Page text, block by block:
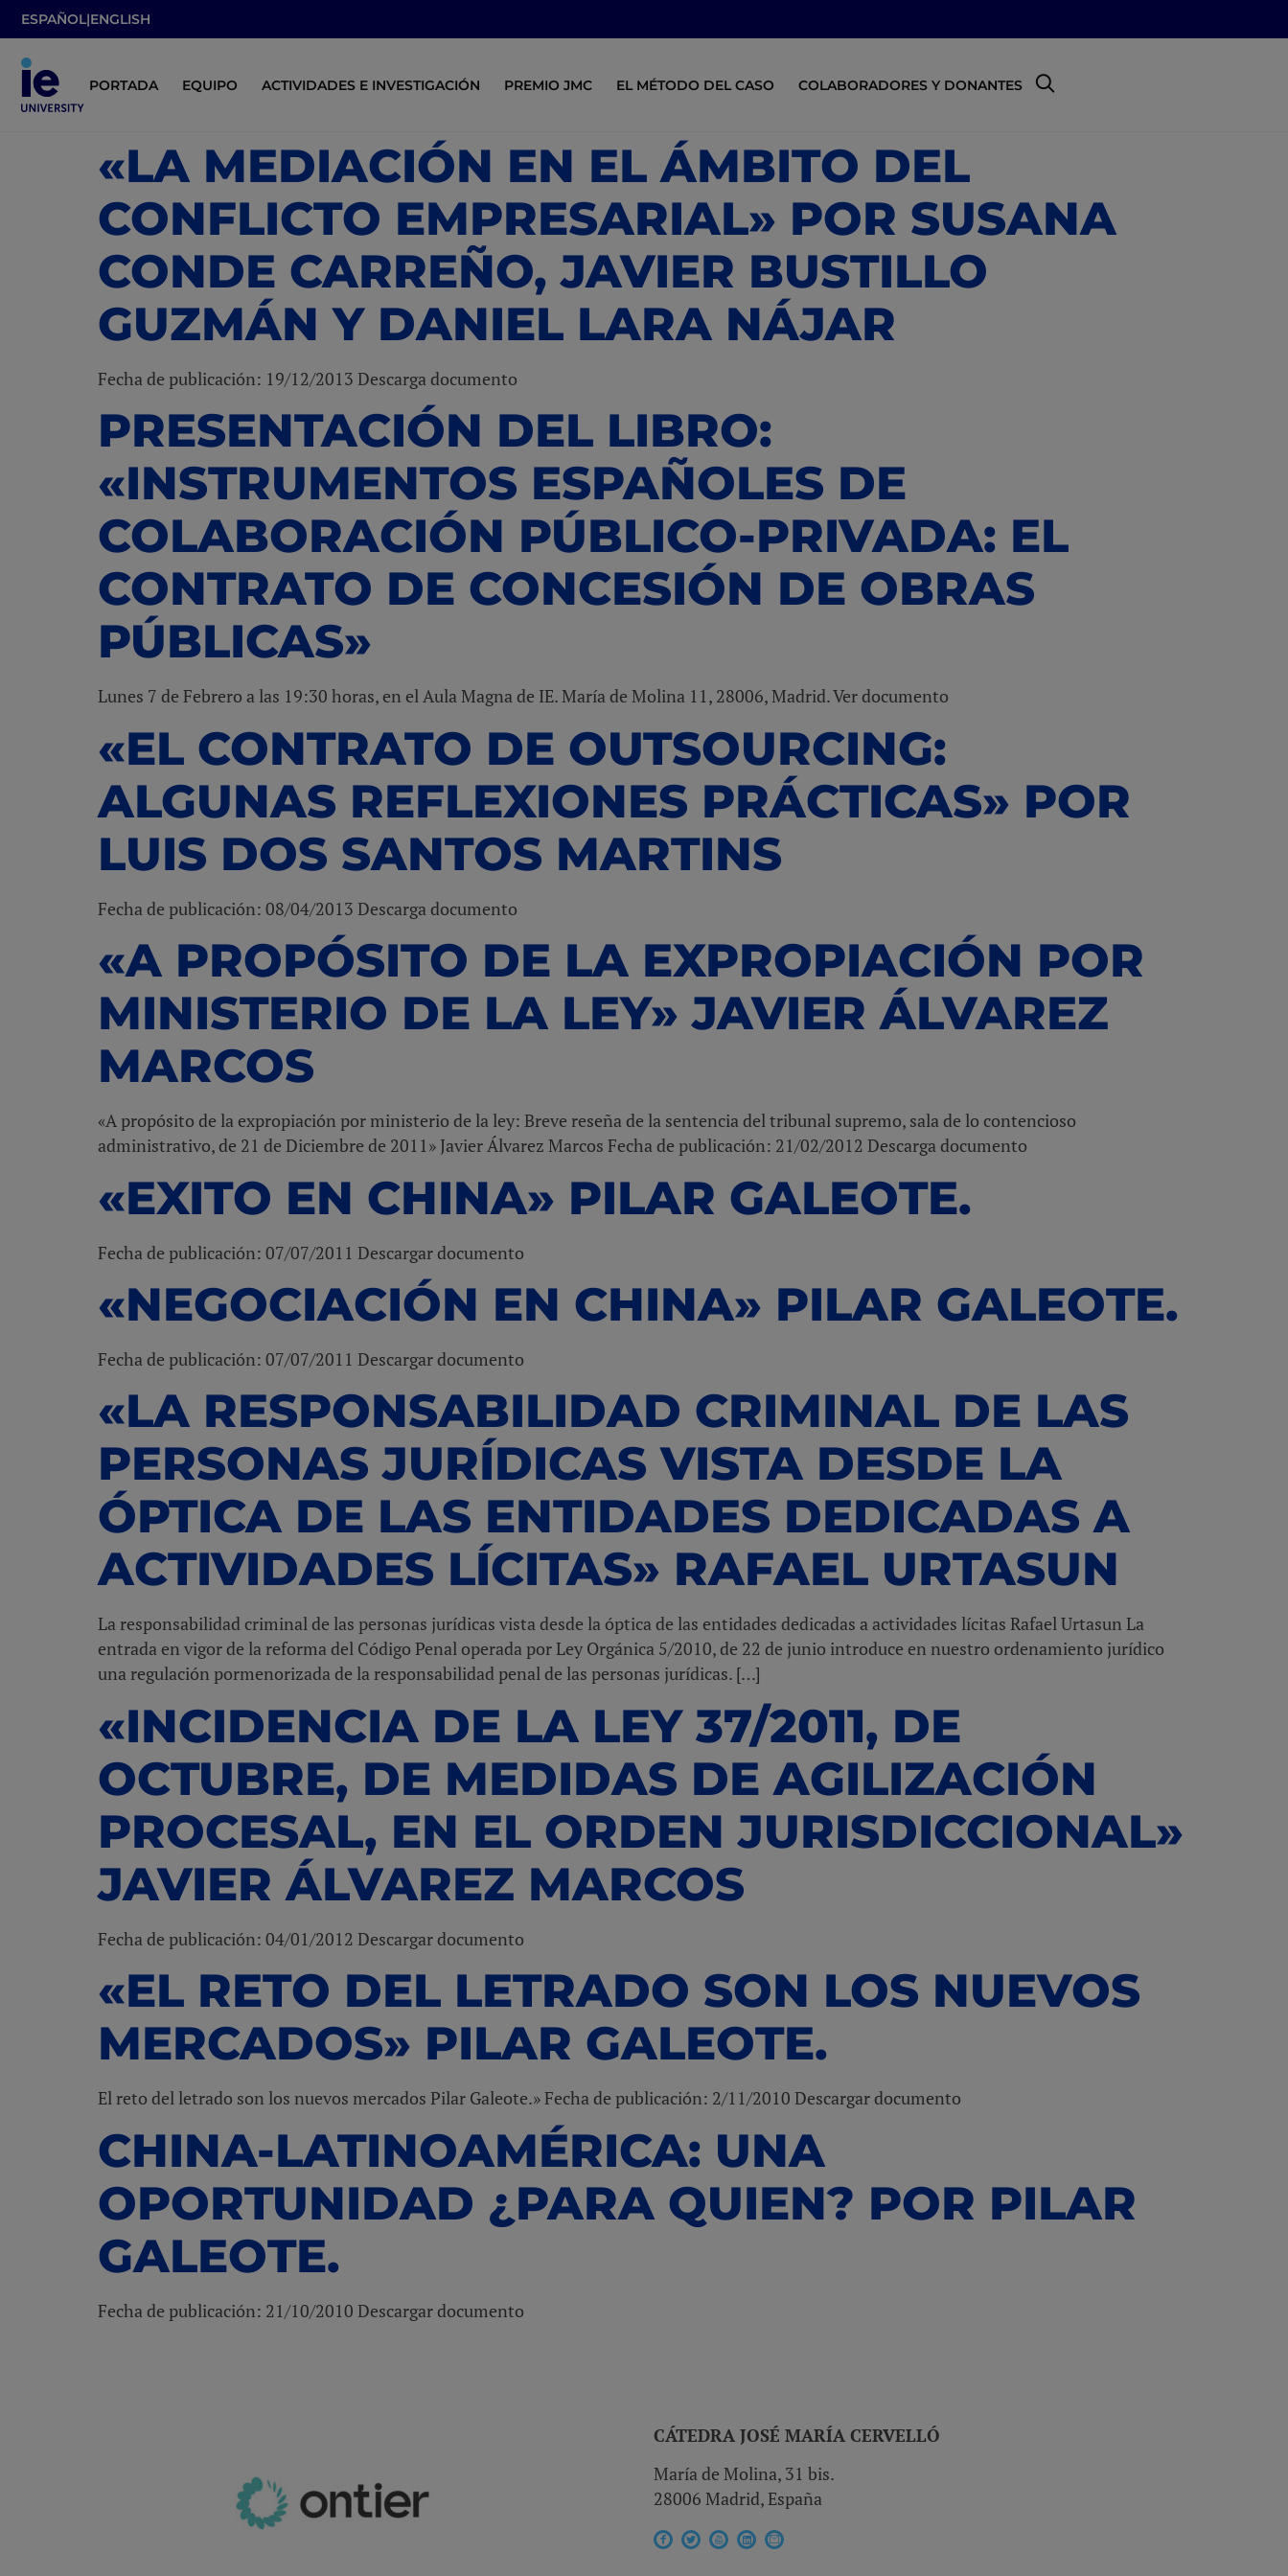
ESPAÑOL|ENGLISH
PORTADA EQUIPO ACTIVIDADES E INVESTIGACIÓN PREMIO JMC EL MÉTODO DEL CASO COLABORADORES Y DONANTES
«LA MEDIACIÓN EN EL ÁMBITO DEL
CONFLICTO EMPRESARIAL» POR SUSANA
CONDE CARREÑO, JAVIER BUSTILLO
GUZMÁN Y DANIEL LARA NÁJAR
Fecha de publicación: 19/12/2013 Descarga documento
PRESENTACIÓN DEL LIBRO:
«INSTRUMENTOS ESPAÑOLES DE
COLABORACIÓN PÚBLICO-PRIVADA: EL
CONTRATO DE CONCESIÓN DE OBRAS
PÚBLICAS»
Lunes 7 de Febrero a las 19:30 horas, en el Aula Magna de IE. María de Molina 11, 28006, Madrid. Ver documento
«EL CONTRATO DE OUTSOURCING:
ALGUNAS REFLEXIONES PRÁCTICAS» POR
LUIS DOS SANTOS MARTINS
Fecha de publicación: 08/04/2013 Descarga documento
«A PROPÓSITO DE LA EXPROPIACIÓN POR
MINISTERIO DE LA LEY» JAVIER ÁLVAREZ
MARCOS
«A propósito de la expropiación por ministerio de la ley: Breve reseña de la sentencia del tribunal supremo, sala de lo contencioso
administrativo, de 21 de Diciembre de 2011» Javier Álvarez Marcos Fecha de publicación: 21/02/2012 Descarga documento
«EXITO EN CHINA» PILAR GALEOTE.
Fecha de publicación: 07/07/2011 Descargar documento
«NEGOCIACIÓN EN CHINA» PILAR GALEOTE.
Fecha de publicación: 07/07/2011 Descargar documento
«LA RESPONSABILIDAD CRIMINAL DE LAS
PERSONAS JURÍDICAS VISTA DESDE LA
ÓPTICA DE LAS ENTIDADES DEDICADAS A
ACTIVIDADES LÍCITAS» RAFAEL URTASUN
La responsabilidad criminal de las personas jurídicas vista desde la óptica de las entidades dedicadas a actividades lícitas Rafael Urtasun La
entrada en vigor de la reforma del Código Penal operada por Ley Orgánica 5/2010, de 22 de junio introduce en nuestro ordenamiento jurídico
una regulación pormenorizada de la responsabilidad penal de las personas jurídicas. […]
«INCIDENCIA DE LA LEY 37/2011, DE
OCTUBRE, DE MEDIDAS DE AGILIZACIÓN
PROCESAL, EN EL ORDEN JURISDICCIONAL»
JAVIER ÁLVAREZ MARCOS
Fecha de publicación: 04/01/2012 Descargar documento
«EL RETO DEL LETRADO SON LOS NUEVOS
MERCADOS» PILAR GALEOTE.
El reto del letrado son los nuevos mercados Pilar Galeote.» Fecha de publicación: 2/11/2010 Descargar documento
CHINA-LATINOAMÉRICA: UNA
OPORTUNIDAD ¿PARA QUIEN? POR PILAR
GALEOTE.
Fecha de publicación: 21/10/2010 Descargar documento
CÁTEDRA JOSÉ MARÍA CERVELLÓ
María de Molina, 31 bis.
28006 Madrid, España